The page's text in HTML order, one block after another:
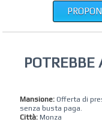
POTREBBE
Mansione:Offerta di
senza busta paga.
Città:Monza